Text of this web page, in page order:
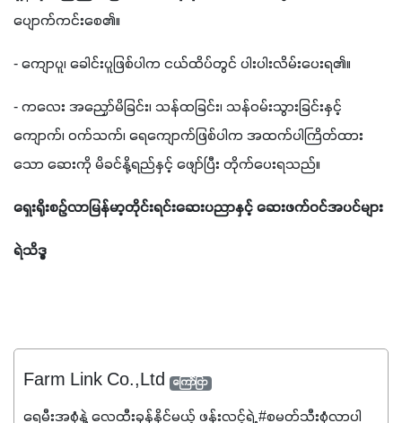
ပျောက်ကင်းစေ၏။
- ကျောပူ၊ ခေါင်းပူဖြစ်ပါက ငယ်ထိပ်တွင် ပါးပါးလိမ်းပေးရ၏။
- ကလေး အညှော်မိခြင်း၊ သန်ထခြင်း၊ သန်ဝမ်းသွားခြင်းနှင့်
ကျောက်၊ ဝက်သက်၊ ရေကျောက်ဖြစ်ပါက အထက်ပါကြိတ်ထား
သော ဆေးကို မိခင်နို့ရည်နှင့် ဖျော်ပြီး တိုက်ပေးရသည်။
ရှေးရိုးစဉ်လာမြန်မာ့တိုင်းရင်းဆေးပညာနှင့် ဆေးဖက်ဝင်အပင်များ
ရဲသိဒ္ဓ
Farm Link Co.,Ltd ကြော်ငြာ
ရေမီးအစုံနဲ့ လေထီးခုန်နိုင်မယ့် ဖန်းလင့်ရဲ့ #စမတ်သီးစုံလာပါ